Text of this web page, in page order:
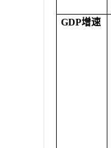
GDP增速